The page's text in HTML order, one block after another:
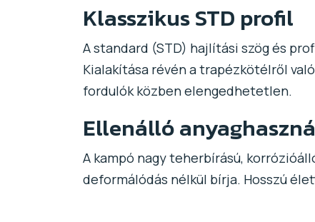
Klasszikus STD profil
A standard (STD) hajlítási szög és
Kialakítása révén a trapézkötélről
fordulók közben elengedhetetlen.
Ellenálló
A kampó nagy teherbírású,
deformálódás nélkül bírja. Hosszú